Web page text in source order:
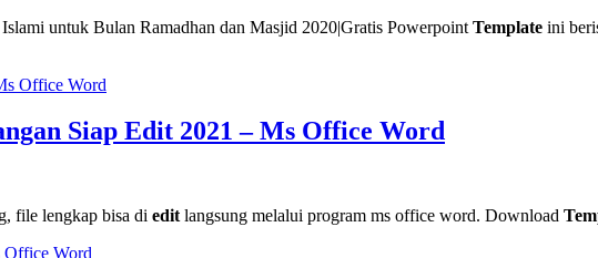
untuk Bulan Ramadhan dan Masjid 2020|Gratis Powerpoint Template ini
Siap Edit 2021 – Ms Office Word
file lengkap bisa di edit langsung melalui program ms office word. Download